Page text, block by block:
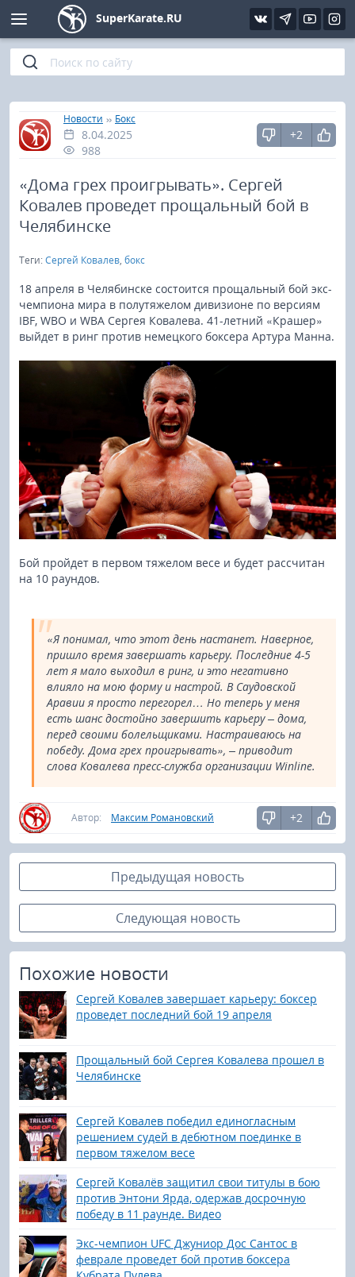
SuperKarate.RU
Главная
»
Новости » Бокс
8.04.2025
988
+2
«Дома грех проигрывать». Сергей
Ковалев проведет прощальный бой в
Челябинске
Теги:Сергей Ковалев, бокс
18 апреля в Челябинске состоится прощальный бой экс-
чемпиона мира в полутяжелом дивизионе по версиям
IBF, WBO и WBA Сергея Ковалева. 41-летний «Крашер»
выйдет в ринг против немецкого боксера Артура Манна.
Бой пройдет в первом тяжелом весе и будет рассчитан
на 10 раундов.
«Я понимал, что этот день настанет. Наверное,
пришло время завершать карьеру. Последние 4-5
лет я мало выходил в ринг, и это негативно
влияло на мою форму и настрой. В Саудовской
Аравии я просто перегорел… Но теперь у меня
есть шанс достойно завершить карьеру – дома,
перед своими болельщиками. Настраиваюсь на
победу. Дома грех проигрывать», – приводит
слова Ковалева пресс-служба организации Winline.
Автор: Максим Романовский +2
Предыдущая новость
Следующая новость
Похожие новости
Сергей Ковалев завершает карьеру: боксер
проведет последний бой 19 апреля
Прощальный бой Сергея Ковалева прошел в
Челябинске
Сергей Ковалев победил единогласным
решением судей в дебютном поединке в
первом тяжелом весе
Сергей Ковалёв защитил свои титулы в бою
против Энтони Ярда, одержав досрочную
победу в 11 раунде. Видео
Экс-чемпион UFC Джуниор Дос Сантос в
феврале проведет бой против боксера
Киокушинкай
Кёкусин (IFK)
Шинкиокушинкай
Кекусин-кан
Кикбоксинг и K-1
Бокс
UFC и MMA
Муай тай
Фото
Видео
Интервью
Статьи
Уроки каратэ
Файлы
Библиотека